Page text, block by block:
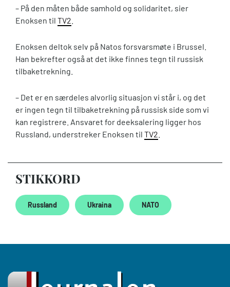
– På den måten både samhold og solidaritet, sier
Enoksen til TV2
Enoksen deltok selv på Natos forsvarsmøte i Brussel.
Han bekrefter også at det ikke finnes tegn til russisk
tilbaketrekning.
– Det er en særdeles alvorlig situasjon vi står i, og det
er ingen tegn til tilbaketrekning på russisk side som vi
kan registrere. Ansvaret for deeksalering ligger hos
Russland, understreker Enoksen til TV2
STIKKORD
Russland Ukraina NATO